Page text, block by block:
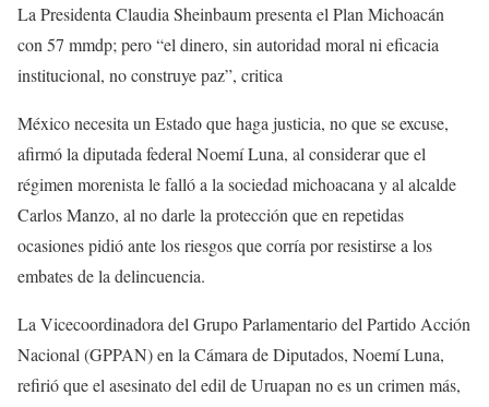
La Presidenta Claudia Sheinbaum presenta el Plan Michoacán
con 57 mmdp; pero “el dinero, sin autoridad moral ni eficacia
institucional, no construye paz”, critica
México necesita un Estado que haga justicia, no que se excuse,
afirmó la diputada federal Noemí Luna, al considerar que el
régimen morenista le falló a la sociedad michoacana y al alcalde
Carlos Manzo, al no darle la protección que en repetidas
ocasiones pidió ante los riesgos que corría por resistirse a los
embates de la delincuencia.
La Vicecoordinadora del Grupo Parlamentario del Partido Acción
Nacional (GPPAN) en la Cámara de Diputados, Noemí Luna,
refirió que el asesinato del edil de Uruapan no es un crimen más,